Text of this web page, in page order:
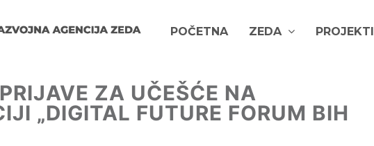
POČETNA ZEDA PROJEKTI
ZA UČEŠĆE NA
„DIGITAL FUTURE FORUM BIH